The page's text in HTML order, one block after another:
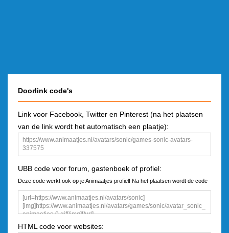
Doorlink code's
Link voor Facebook, Twitter en Pinterest (na het plaatsen
van de link wordt het automatisch een plaatje):
UBB code voor forum, gastenboek of profiel:
Deze code werkt ook op je Animaatjes profiel! Na het plaatsen wordt de code
een plaatje
HTML code voor websites: